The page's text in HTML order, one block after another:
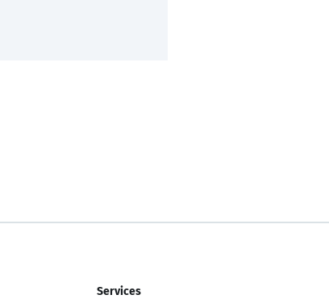
Services